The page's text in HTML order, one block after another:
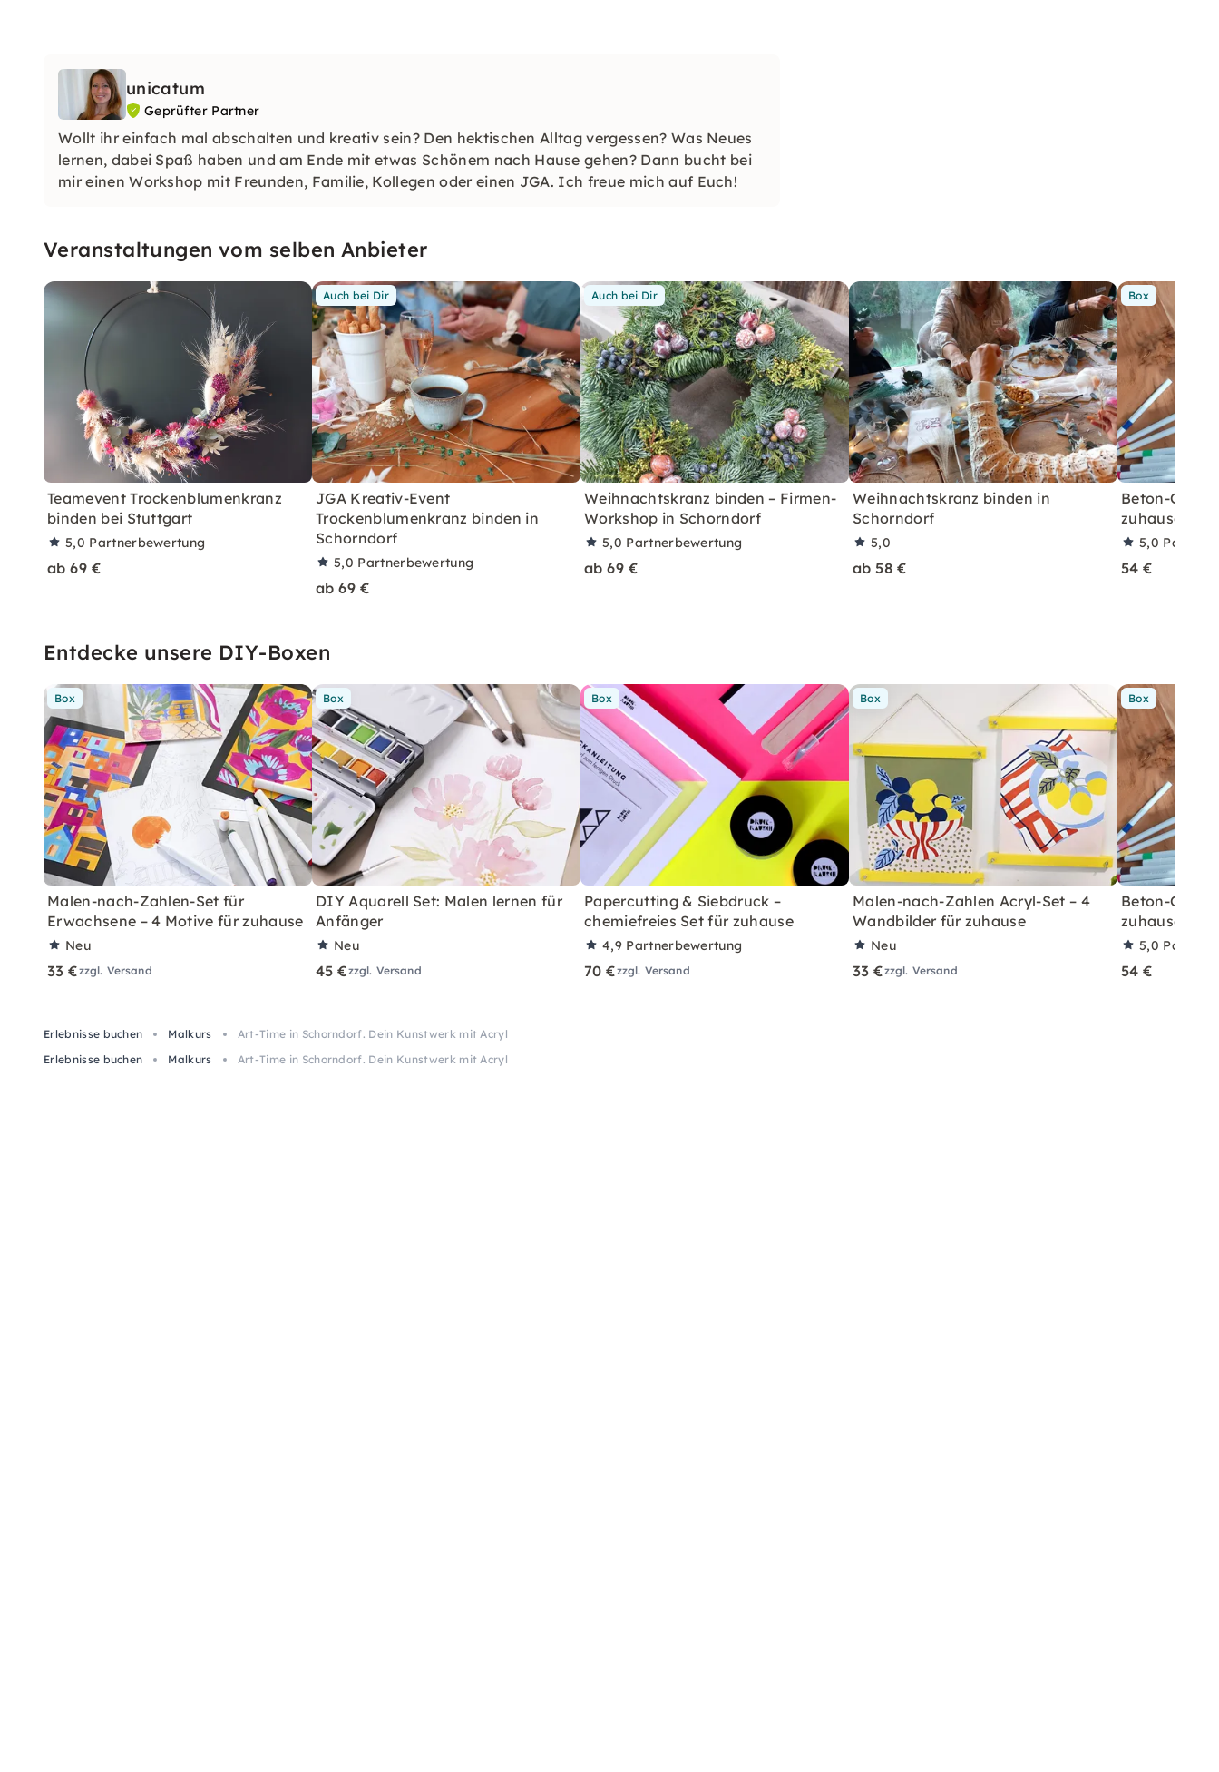
unicatum
Geprüfter Partner
Wollt ihr einfach mal abschalten und kreativ sein? Den hektischen Alltag vergessen? Was Neues
lernen, dabei Spaß haben und am Ende mit etwas Schönem nach Hause gehen? Dann bucht bei
mir einen Workshop mit Freunden, Familie, Kollegen oder einen JGA. Ich freue mich auf Euch!
Veranstaltungen vom selben Anbieter
Teamevent Trockenblumenkranz
binden bei Stuttgart
5,0 Partnerbewertung
ab 69 €
Auch bei Dir
JGA Kreativ-Event
Trockenblumenkranz binden in
Schorndorf
5,0 Partnerbewertung
ab 69 €
Auch bei Dir
Weihnachtskranz binden – Firmen-
Workshop in Schorndorf
5,0 Partnerbewertung
ab 69 €
Weihnachtskranz binden in
Schorndorf
5,0
ab 58 €
Box
Beton-
zuhause mit
5,0
54 €
Entdecke unsere DIY-Boxen
Box
Malen-nach-Zahlen-Set für
Erwachsene – 4 Motive für zuhause
Neu
33 €zzgl. Versand
Box
DIY Aquarell Set: Malen lernen für
Anfänger
Neu
45 €zzgl. Versand
Box
Papercutting & Siebdruck –
chemiefreies Set für zuhause
4,9 Partnerbewertung
70 €zzgl. Versand
Box
Malen-nach-Zahlen Acryl-Set – 4
Wandbilder für zuhause
Neu
33 €zzgl. Versand
Box
Beton-
zuhause mit
5,0
54 €
Erlebnisse buchen Malkurs
Art-Time in Schorndorf. Dein Kunstwerk mit Acryl
Erlebnisse buchen
Malkurs Art-Time in Schorndorf. Dein Kunstwerk mit Acryl